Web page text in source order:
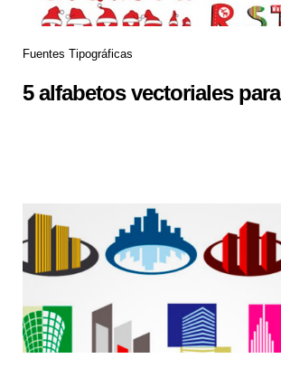
Fuentes Tipográficas
5 alfabetos vectoriales